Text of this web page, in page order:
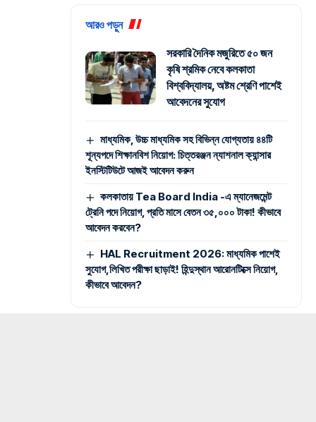
আরও পড়ুন
সরকারি দৈনিক মজুরিতে ৫০ জন
কৃষি শ্রমিক নেবে কলকাতা
বিশ্ববিদ্যালয়, অষ্টম শ্রেণি পাশেই
আবেদনের সুযোগ
মাধ্যমিক, উচ্চ মাধ্যমিক সহ বিভিন্ন যোগ্যতায় ৪৪টি
শূন্যপদে শিক্ষানবিশ নিয়োগ: চিত্তরঞ্জন ন্যাশনাল ক্যান্সার
ইনস্টিটিউটে আজই আবেদন করুন
কলকাতায় Tea Board India -এ ম্যানেজমেন্ট
ট্রেনি পদে নিয়োগ, প্রতি মাসে বেতন ৩৫,০০০ টাকা! কীভাবে
আবেদন করবেন?
HAL Recruitment 2026: মাধ্যমিক পাশেই
সুযোগ,লিখিত পরীক্ষা ছাড়াই! হিন্দুস্থান আরোনটিক্সে নিয়োগ,
কীভাবে আবেদন?